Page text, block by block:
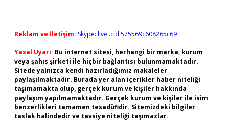
Reklam ve İletişim: Skype: live:.cid.575569c608265c69
Yasal Uyarı: Bu internet sitesi, herhangi bir marka, kurum
veya şahıs şirketi ile hiçbir bağlantısı bulunmamaktadır.
Sitede yalnızca kendi hazırladığımız makaleler
paylaşılmaktadır. Burada yer alan içerikler haber niteliği
taşımamakta olup, gerçek kurum ve kişiler hakkında
paylaşım yapılmamaktadır. Gerçek kurum ve kişiler ile isim
benzerlikleri tamamen tesadüfidir. Sitemizdeki bilgiler
taslak halindedir ve tavsiye niteliği taşımazlar.